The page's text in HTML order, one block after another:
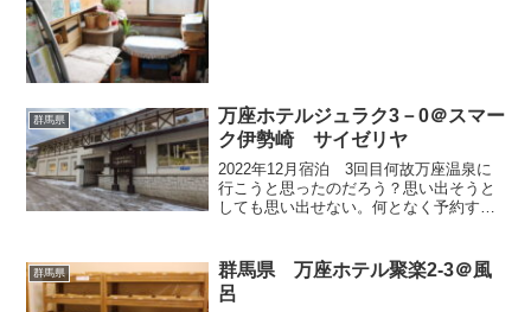
群馬県
万座ホテルジュラク3－0＠スマー
ク伊勢崎 サイゼリヤ
2022年12月宿泊 3回目何故万座温泉に
行こうと思ったのだろう？思い出そうと
しても思い出せない。何となく予約する
泉が苦手だ。お湯は良い。だがそれも嫌
なのだ。帰っても3...
群馬県
群馬県 万座ホテル聚楽2-3＠風
呂